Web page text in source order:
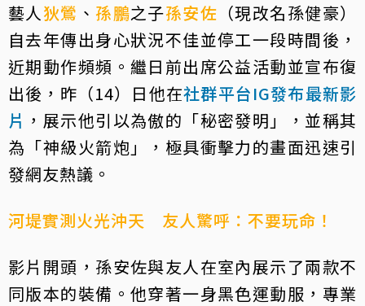
藝人狄鶯 、 孫鵬之子孫安佐 （現改名孫健豪）
自去年傳出身心狀況不佳並停工一段時間後，
近期動作頻頻。繼日前出席公益活動並宣布復
出後，昨（14）日他在社群平台IG發布最新影
片 ，展示他引以為傲的「秘密發明」，並稱其
為「神級火箭炮」，極具衝擊力的畫面迅速引
發網友熱議。
河堤實測火光沖天 友人驚呼：不要玩命！
影片開頭，孫安佐與友人在室內展示了兩款不
同版本的裝備。他穿著一身黑色運動服，專業